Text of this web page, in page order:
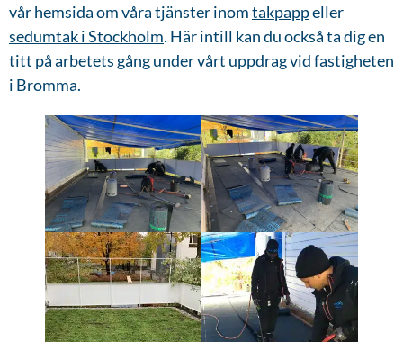
vår hemsida om våra tjänster inomtakpappeller
sedumtak i Stockholm. Här intill kan du också ta dig en
titt på arbetets gång under vårt uppdrag vid fastigheten
i Bromma.